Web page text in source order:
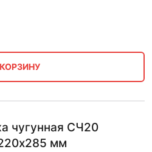
чугунная СЧ20
мм